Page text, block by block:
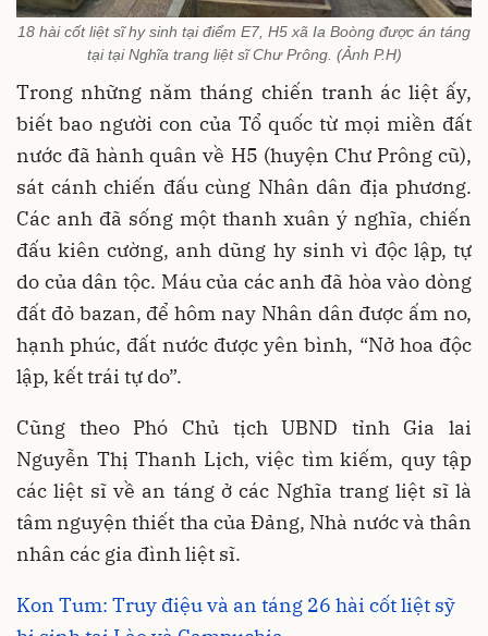
18 hài cốt liệt sĩ hy sinh tại điểm E7, H5 xã Ia Boòng được án táng
tại tại Nghĩa trang liệt sĩ Chư Prông. (Ảnh P.H)
Trong những năm tháng chiến tranh ác liệt ấy,
biết bao người con của Tổ quốc từ mọi miền đất
nước đã hành quân về H5 (huyện Chư Prông cũ),
sát cánh chiến đấu cùng Nhân dân địa phương.
Các anh đã sống một thanh xuân ý nghĩa, chiến
đấu kiên cường, anh dũng hy sinh vì độc lập, tự
do của dân tộc. Máu của các anh đã hòa vào dòng
đất đỏ bazan, để hôm nay Nhân dân được ấm no,
hạnh phúc, đất nước được yên bình, “Nở hoa độc
lập, kết trái tự do”.
Cũng theo Phó Chủ tịch UBND tỉnh Gia lai
Nguyễn Thị Thanh Lịch, việc tìm kiếm, quy tập
các liệt sĩ về an táng ở các Nghĩa trang liệt sĩ là
tâm nguyện thiết tha của Đảng, Nhà nước và thân
nhân các gia đình liệt sĩ.
Kon Tum: Truy điệu và an táng 26 hài cốt liệt sỹ